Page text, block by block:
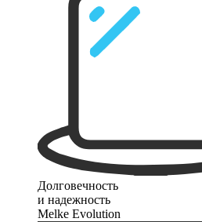
Долговечность
и надежность
Melke Evolution